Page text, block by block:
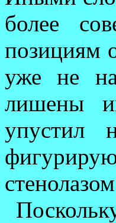
более
позициям
уже не
лишены
упустил